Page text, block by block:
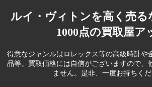
ルイ・ヴィトンを高く売る
1000点の買取屋ア
得意なジャンルはロレックス等の高級時計や
品等。 買取価格には自信がございますので、
ません。是非、一度お持ちくだ